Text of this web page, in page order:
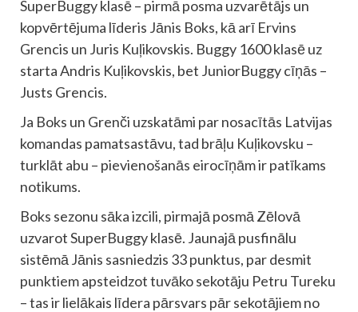
SuperBuggy klasē – pirmā posma uzvarētājs un
kopvērtējuma līderis Jānis Boks, kā arī Ervins
Grencis un Juris Kuļikovskis. Buggy 1600 klasē uz
starta Andris Kuļikovskis, bet JuniorBuggy cīņās –
Justs Grencis.
Ja Boks un Grenči uzskatāmi par nosacītās Latvijas
komandas pamatsastāvu, tad brāļu Kuļikovsku –
turklāt abu – pievienošanās eirocīņām ir patīkams
notikums.
Boks sezonu sāka izcili, pirmajā posmā Zēlovā
uzvarot SuperBuggy klasē. Jaunajā pusfinālu
sistēmā Jānis sasniedzis 33 punktus, par desmit
punktiem apsteidzot tuvāko sekotāju Petru Tureku
– tas ir lielākais līdera pārsvars pār sekotājiem no